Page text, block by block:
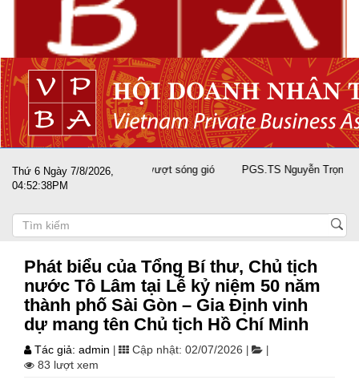
Thứ 6 Ngày 7/8/2026,
04:52:39PM
cùng doanh nghiệp vượt sóng gió PGS.TS Nguyễn Trọng Điều tái
Phát biểu của Tổng Bí thư, Chủ tịch
nước Tô Lâm tại Lễ kỷ niệm 50 năm
thành phố Sài Gòn – Gia Định vinh
dự mang tên Chủ tịch Hồ Chí Minh
Tác giả: admin Cập nhật: 02/07/2026
83 lượt xem